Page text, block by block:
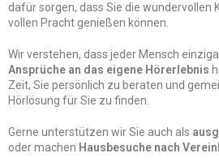
dafür sorgen, dass Sie die wundervollen
vollen Pracht genießen können.
Wir verstehen, dass jeder Mensch
Ansprüche an das eigene Hörerlebnis
Zeit, Sie persönlich zu beraten und
Hörlösung für Sie zu finden.
Gerne unterstützen wir Sie auch als
oder machen Hausbesuche nach